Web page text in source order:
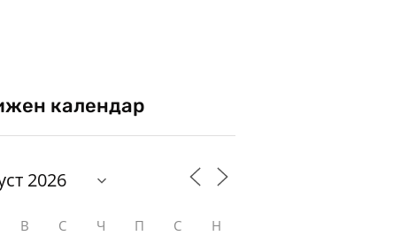
календар
В С Ч П С Н